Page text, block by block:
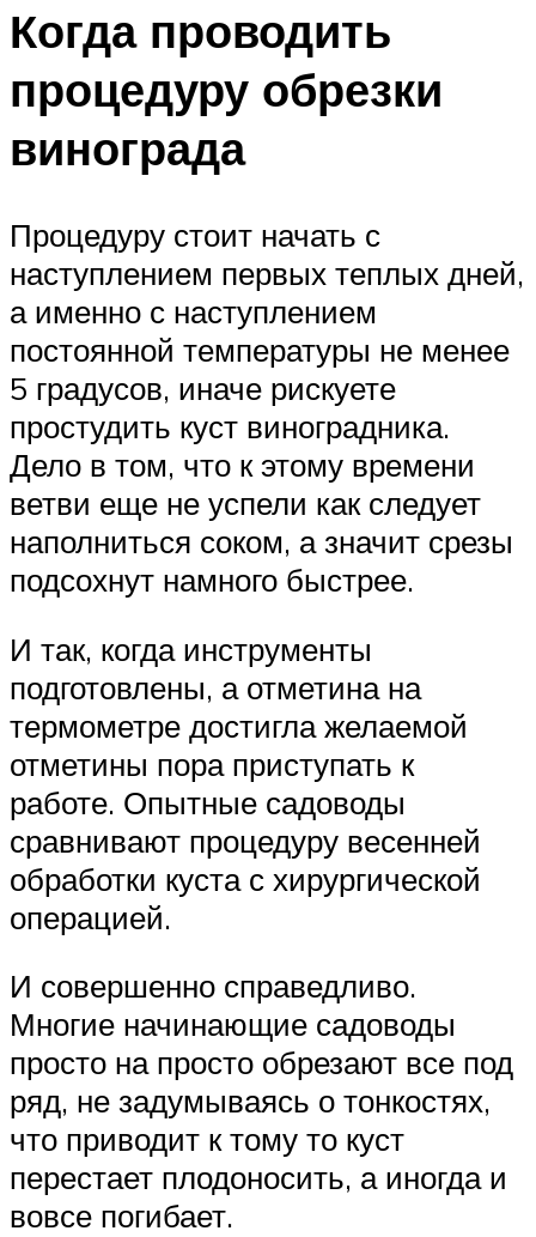
Когда проводить
процедуру обрезки
винограда
Процедуру стоит начать с
наступлением первых теплых дней,
а именно с наступлением
постоянной температуры не менее
5 градусов, иначе рискуете
простудить куст виноградника.
Дело в том, что к этому времени
ветви еще не успели как следует
наполниться соком, а значит срезы
подсохнут намного быстрее.
И так, когда инструменты
подготовлены, а отметина на
термометре достигла желаемой
отметины пора приступать к
работе. Опытные садоводы
сравнивают процедуру весенней
обработки куста с хирургической
операцией.
И совершенно справедливо.
Многие начинающие садоводы
просто на просто обрезают все под
ряд, не задумываясь о тонкостях,
что приводит к тому то куст
перестает плодоносить, а иногда и
вовсе погибает.